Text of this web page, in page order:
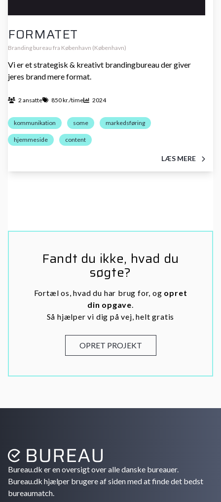
FORMATET
Branding bureau fra København (København)
Vi er et strategisk & kreativt brandingbureau der giver
jeres brand mere format.
2 ansatte 850 kr./time 2024
kommunikation some markedsføring
hjemmeside content
LÆS MERE
Fandt du ikke, hvad du
søgte?
Fortæl os, hvad du har brug for, og opret
din opgave
Så hjælper vi dig på vej, helt gratis
OPRET PROJEKT
Bureau.dk er en oversigt over alle danske bureauer.
Bureau.dk hjælper brugere af siden med at finde det bedst
bureaumatch.